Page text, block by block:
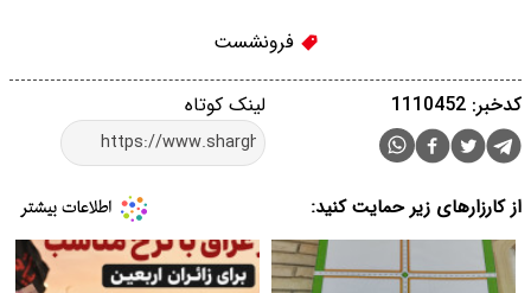
فرونشست
لینک کوتاه کدخبر: 1110452
از کارزارهای زیر حمایت کنید: